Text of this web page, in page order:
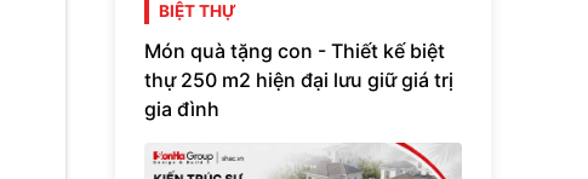
BIỆT THỰ
Món quà tặng con - Thiết kế biệt
thự 250 m2 hiện đại lưu giữ giá trị
gia đình